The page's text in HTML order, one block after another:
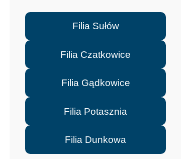
Filia Sułów
Filia Czatkowice
Filia Gądkowice
Filia Potasznia
Filia Dunkowa